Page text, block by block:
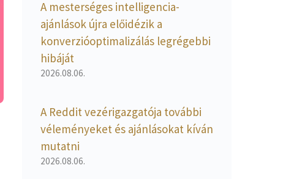
A mesterséges intelligencia-
ajánlások újra előidézik a
konverzióoptimalizálás legrégebbi
hibáját
2026.08.06.
A Reddit vezérigazgatója további
véleményeket és ajánlásokat kíván
mutatni
2026.08.06.